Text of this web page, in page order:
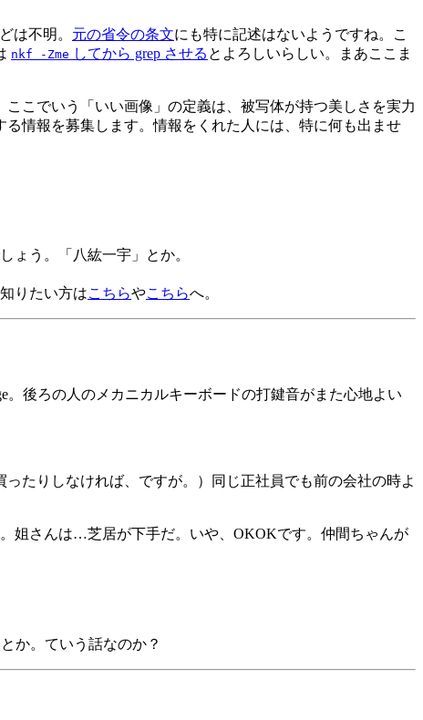
は不明。 元の省令の条文にも特に記述はないようですね。こ
nkf -Zme してから grep させる とよろしいらしい。まあここま
こでいう「いい画像」の定義は、被写体が持つ美しさを実力
情報を募集します。情報をくれた人には、特に何も出ませ
ょう。「八紘一宇」とか。
りたい方はこちらやこちらへ。
後ろの人のメカニカルキーボードの打鍵音がまた心地よい
たりしなければ、ですが。）同じ正社員でも前の会社の時よ
姐さんは…芝居が下手だ。いや、OKOKです。仲間ちゃんが
か。ていう話なのか？